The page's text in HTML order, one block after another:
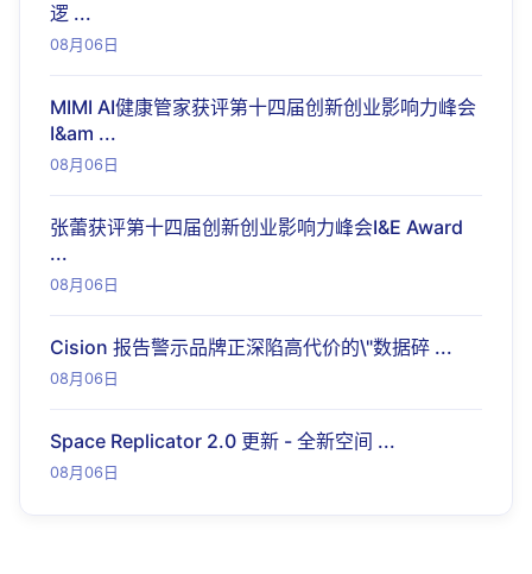
逻 ...
08月06日
MIMI AI健康管家获评第十四届创新创业影响力峰会
I&am ...
08月06日
张蕾获评第十四届创新创业影响力峰会I&E Award
...
08月06日
Cision 报告警示品牌正深陷高代价的\"数据碎 ...
08月06日
Space Replicator 2.0 更新 - 全新空间 ...
08月06日